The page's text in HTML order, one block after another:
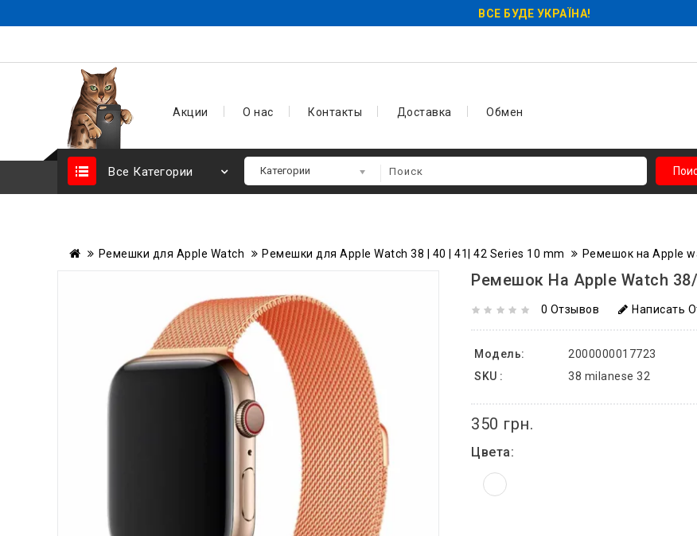
ВСЕ БУДЕ УКРАЇНА!
Акции О нас Контакты Доставка Обмен
Все Категории
Ремешки для Apple Watch Ремешки для Apple Watch 38 | 40 | 41| 42 Series 10 mm Ремешок на Apple
Ремешок На Apple Watch
0 Отзывов Написать
Модель:
2000000017723
SKU :
38 milanese 32
350 грн.
Цвета: